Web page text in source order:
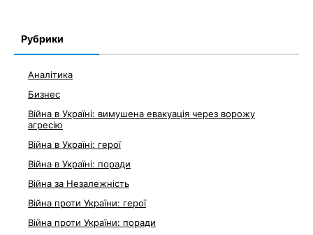
Рубрики
Аналітика
Бизнес
Війна в Україні: вимушена евакуація через ворожу
агресію
Війна в Україні: герої
Війна в Україні: поради
Війна за Незалежність
Війна проти України: герої
Війна проти України: поради